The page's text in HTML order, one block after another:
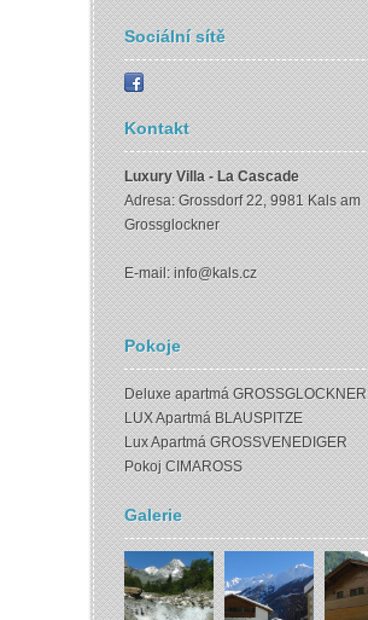
Sociální sítě
Kontakt
Luxury Villa - La Cascade
Adresa: Grossdorf 22, 9981 Kals am
Grossglockner
E-mail:info@kals.cz
Pokoje
Deluxe apartmá GROSSGLOCKNER
LUX Apartmá BLAUSPITZE
Lux Apartmá GROSSVENEDIGER
Pokoj CIMAROSS
Galerie